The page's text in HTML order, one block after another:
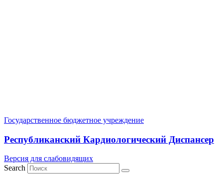
Государственное бюджетное учреждение
Республиканский Кардиологический Диспансер
Версия для слабовидящих
Search